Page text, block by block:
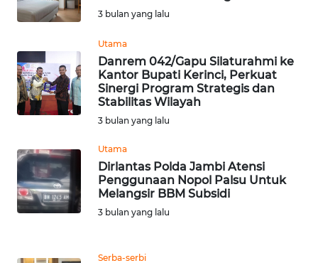
3 bulan yang lalu
Utama
Danrem 042/Gapu Silaturahmi ke
Kantor Bupati Kerinci, Perkuat
Sinergi Program Strategis dan
Stabilitas Wilayah
3 bulan yang lalu
Utama
Dirlantas Polda Jambi Atensi
Penggunaan Nopol Palsu Untuk
Melangsir BBM Subsidi
3 bulan yang lalu
Serba-serbi
PENDIDIKAN
OLAHRAGA
OPINI
EDITORIAL